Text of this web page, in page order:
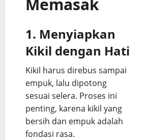
Memasak
1. Menyiapkan
Kikil dengan Hati
Kikil harus direbus sampai
empuk, lalu dipotong
sesuai selera. Proses ini
penting, karena kikil yang
bersih dan empuk adalah
fondasi rasa.